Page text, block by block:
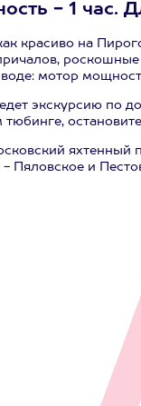
- 1 час.
красиво на
роскошные
мотор
экскурсию по
тюбинге,
яхтенный
- Пяловское и